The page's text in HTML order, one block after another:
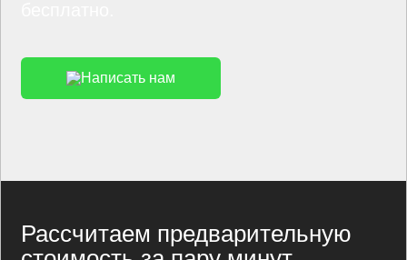
Написать нам
Рассчитаем предварительную